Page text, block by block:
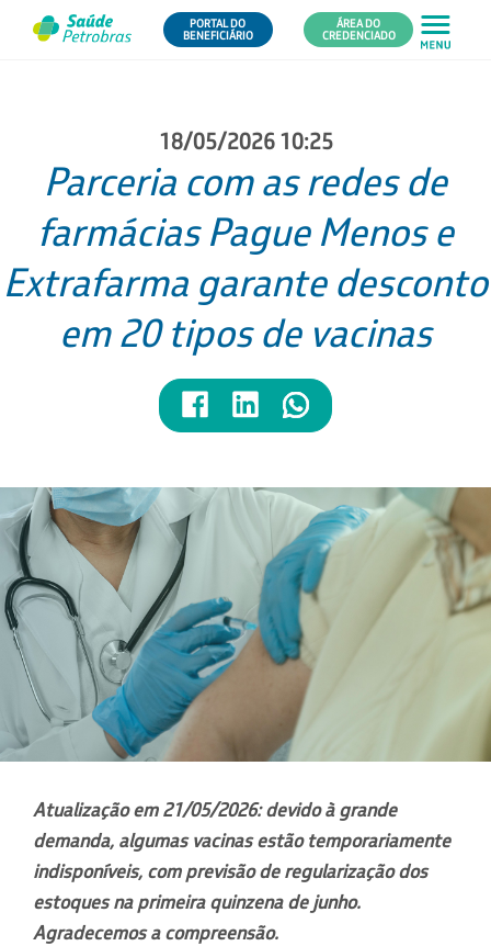
PORTAL DO
BENEFICIÁRIO
ÁREA DO
CREDENCIADO
18/05/2026 10:25
Parceria com as redes de
farmácias Pague Menos e
Extrafarma garante desconto
em 20 tipos de vacinas
Atualização em 21/05/2026: devido à grande
demanda, algumas vacinas estão temporariamente
indisponíveis, com previsão de regularização dos
estoques na primeira quinzena de junho.
Agradecemos a compreensão.